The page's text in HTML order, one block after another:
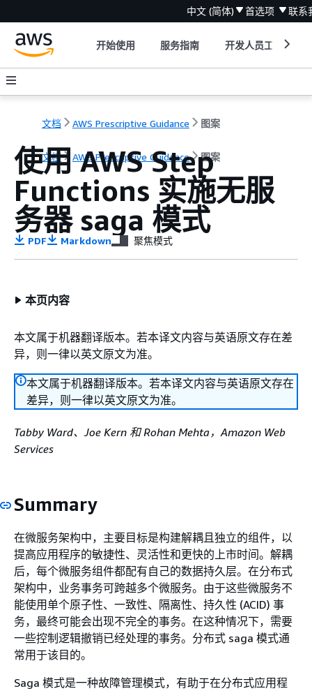
中文 (简体) 首选项 联系
开始使用 服务指南 开发人员工具
文档 AWS Prescriptive Guidance 图案
文档 AWS Prescriptive Guidance 图案
使用 AWS Step
Functions 实施无服
务器 saga 模式
PDF Markdown 聚焦模式
本页内容
本文属于机器翻译版本。若本译文内容与英语原文存在差
异，则一律以英文原文为准。
本文属于机器翻译版本。若本译文内容与英语原文存在
差异，则一律以英文原文为准。
Tabby Ward、Joe Kern 和 Rohan Mehta，Amazon Web
Services
Summary
在微服务架构中，主要目标是构建解耦且独立的组件，以
提高应用程序的敏捷性、灵活性和更快的上市时间。解耦
后，每个微服务组件都配有自己的数据持久层。在分布式
架构中，业务事务可跨越多个微服务。由于这些微服务不
能使用单个原子性、一致性、隔离性、持久性 (ACID) 事
务，最终可能会出现不完全的事务。在这种情况下，需要
一些控制逻辑撤销已经处理的事务。分布式 saga 模式通
常用于该目的。
Saga 模式是一种故障管理模式，有助于在分布式应用程